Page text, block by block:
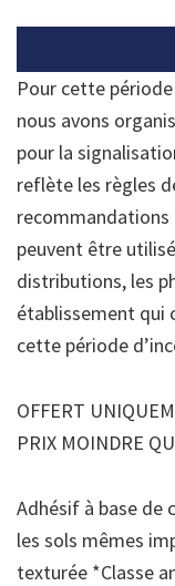
Pour cette
nous avons
pour la
reflète les règles
recommandations
peuvent être
distributions, les
établissement qui
cette période
OFFERT
PRIX MOINDRE
Adhésif à base de
les sols mêmes
texturée *Classe